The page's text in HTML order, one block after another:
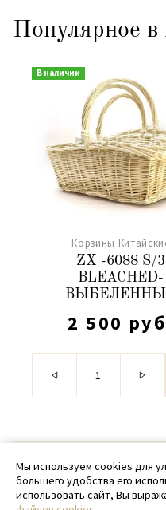
Популярное в
В наличии
Корзины
ZX -6088 S/3
BLEACHED-
2 500
© 2020 -
+ 7
Мы используем cookies для
большего удобства его
использовать сайт, Вы